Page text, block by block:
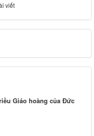
viết
Giáo hoàng của Đức